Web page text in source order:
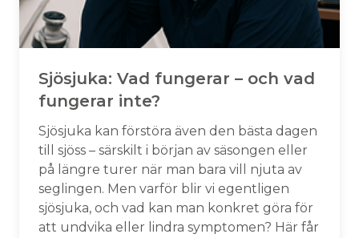
Sjösjuka: Vad fungerar – och vad
fungerar inte?
Sjösjuka kan förstöra även den bästa dagen
till sjöss – särskilt i början av säsongen eller
på längre turer när man bara vill njuta av
seglingen. Men varför blir vi egentligen
sjösjuka, och vad kan man konkret göra för
att undvika eller lindra symptomen? Här får